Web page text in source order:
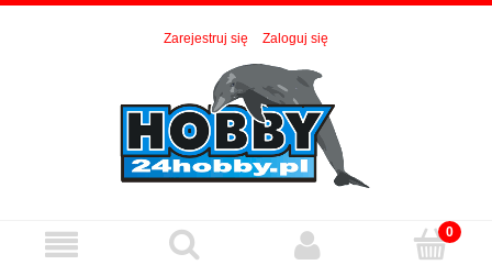
Zarejestruj się Zaloguj się